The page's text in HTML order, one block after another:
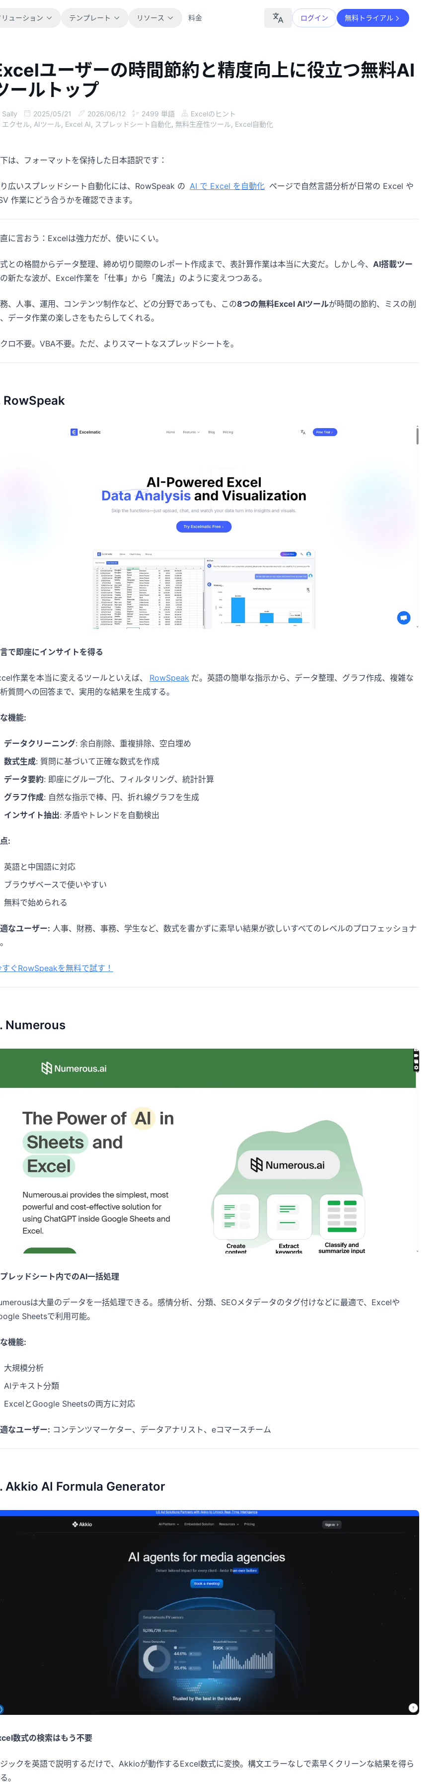
リューション テンプレート
すべて
すぐに使えるスプレッドシートテンプレー
トをすべて閲覧できます。
金融
業務フロー、引き継ぎ、計画、実行を管理
販売
パイプライン、目標、予測、売上追跡に役
立ちます。
プロジェクト
マイルストーン、担当者、納品状況、進捗
アナリティクス
析に対応します。
リソース
ブログ
製品アップデート、事例、ワークフローの
ヒントを紹介します。
ガイド
製品ドキュメント、設定方法、利用リファ
レンスを確認できます。
プロンプトライブラリ
分析、レポート、データ整理に役立つプロ
ンプト集です。
コミュニティ
議論に参加し、質問し、他のユーザーから
クイックスタート
上がりガイドです。
料金 ログイン 無料トライアル
ユーザーの時間節約と精度向上に役立つ無料AI
ールトップ
Sally 2025/05/21 2026/06/12 2499 単語
Excelのヒント
エクセル, AIツール, Excel AI, スプレッドシート自動化, 無料生産性ツール, Excel自動化
は、フォーマットを保持した日本語訳です：
広いスプレッドシート自動化には、RowSpeak の AI で Excel を自動化 ページで自然言語分析が日常の Excel や
作業にどう合うかを確認できます。
に言おう：Excelは強力だが、使いにくい。
との格闘からデータ整理、締め切り間際のレポート作成まで、表計算作業は本当に大変だ。しかし今、 AI搭載ツー
の新たな波が、Excel作業を「仕事」から「魔法」のように変えつつある。
、人事、運用、コンテンツ制作など、どの分野であっても、この8つの無料Excel AIツールが時間の節約、ミスの削
データ作業の楽しさをもたらしてくれる。
ロ不要。VBA不要。ただ、よりスマートなスプレッドシートを。
RowSpeak
で即座にインサイトを得る
作業を本当に変えるツールといえば、 RowSpeak だ。英語の簡単な指示から、データ整理、グラフ作成、複雑な
質問への回答まで、実用的な結果を生成する。
機能:
データクリーニング: 余白削除、重複排除、空白埋め
数式生成: 質問に基づいて正確な数式を作成
データ要約: 即座にグループ化、フィルタリング、統計計算
グラフ作成: 自然な指示で棒、円、折れ線グラフを生成
インサイト抽出: 矛盾やトレンドを自動検出
:
英語と中国語に対応
ブラウザベースで使いやすい
無料で始められる
なユーザー: 人事、財務、事務、学生など、数式を書かずに素早い結果が欲しいすべてのレベルのプロフェッショナ
すぐRowSpeakを無料で試す！
Numerous
レッドシート内でのAI一括処理
は大量のデータを一括処理できる。感情分析、分類、SEOメタデータのタグ付けなどに最適で、Excelや
Sheetsで利用可能。
機能:
大規模分析
AIテキスト分類
ExcelとGoogle Sheetsの両方に対応
なユーザー: コンテンツマーケター、データアナリスト、eコマースチーム
Akkio AI Formula Generator
数式の検索はもう不要
ックを英語で説明するだけで、Akkioが動作するExcel数式に変換。構文エラーなしで素早くクリーンな結果を得ら
。